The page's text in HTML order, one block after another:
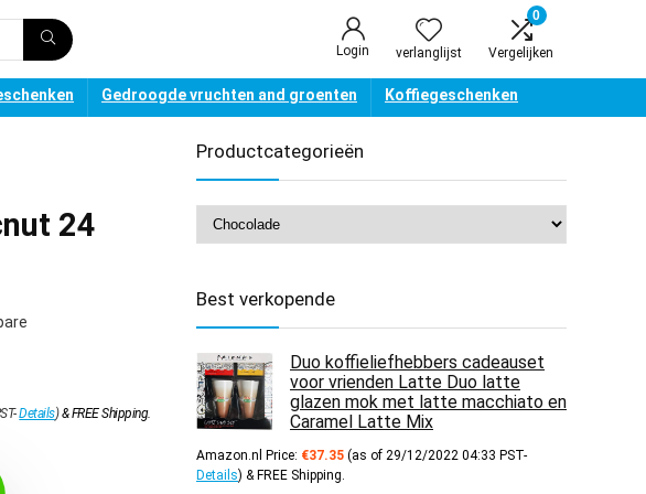
Login verlanglijst
0
Vergelijken
Gedroogde vruchten and groenten Koffiegeschenken
24
Details)&FREE Shipping.
Productcategorieën
Best verkopende
Duo koffieliefhebbers cadeauset
voor vrienden Latte Duo latte
glazen mok met latte macchiato en
Caramel Latte Mix
Amazon.nl Price: €37.35 (as of 29/12/2022 04:33 PST-
Details) & FREE Shipping.